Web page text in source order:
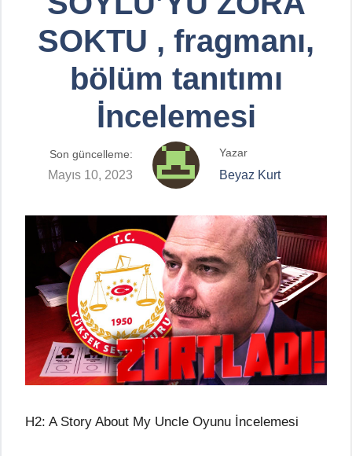
SOKTU , fragmanı,
bölüm tanıtımı
İncelemesi
Son güncelleme:
Mayıs 10, 2023
Yazar
Beyaz Kurt
H2: A Story About My Uncle Oyunu İncelemesi